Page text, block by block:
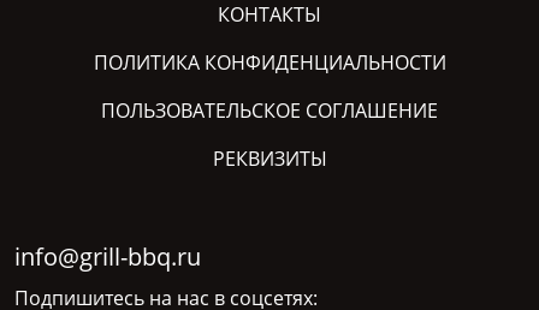
КОНТАКТЫ
ПОЛИТИКА КОНФИДЕНЦИАЛЬНОСТИ
ПОЛЬЗОВАТЕЛЬСКОЕ СОГЛАШЕНИЕ
РЕКВИЗИТЫ
info@grill-bbq.ru
Подпишитесь на нас в соцсетях: